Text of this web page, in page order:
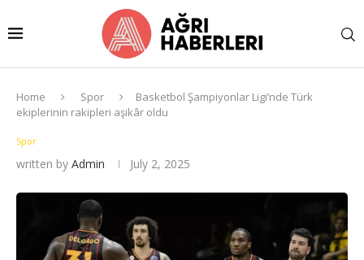
Home Spor
Basketbol Şampiyonlar Ligi’nde Türk
ekiplerinin rakipleri aşikâr oldu
Spor
written by Admin July 2, 2025